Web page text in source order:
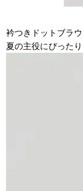
衿つきドットブラウ
夏の主役にぴった